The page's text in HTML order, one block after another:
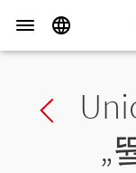
Previous
„